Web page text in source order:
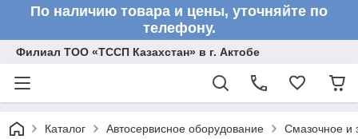
По наличию товара и цены, уточняйте по
телефону.
Филиал ТОО «ТССП Казахстан» в г. Актобе
Каталог Автосервисное оборудование Смазочное и